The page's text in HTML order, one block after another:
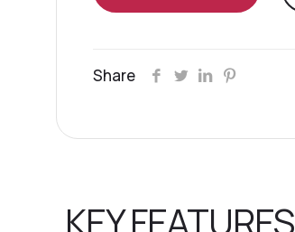
Share
KEY FEATURES